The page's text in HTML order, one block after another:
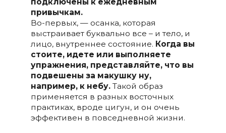
подключены к ежедневным
привычкам.
Во-первых, — осанка, которая
выстраивает буквально все – и тело, и
лицо, внутреннее состояние. Когда вы
стоите, идете или выполняете
упражнения, представляйте, что вы
подвешены за макушку ну,
например, к небу.Такой образ
применяется в разных восточных
практиках, вроде цигун, и он очень
эффективен в повседневной жизни.